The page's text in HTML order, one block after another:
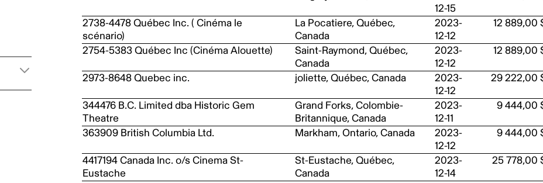
12-15
2738-4478 Québec Inc. ( Cinéma le
scénario)
La Pocatiere, Québec,
Canada
2023-
12-12
12 889,00
2754-5383 Québec Inc (Cinéma Alouette)
Saint-Raymond, Québec,
Canada
2023-
12-12
12 889,00
2973-8648 Quebec inc. joliette, Québec, Canada
2023-
12-12
29 222,00
344476 B.C. Limited dba Historic Gem
Theatre
Grand Forks, Colombie-
Britannique, Canada
2023-
12-11
9 444,00
363909 British Columbia Ltd. Markham, Ontario, Canada
2023-
12-12
9 444,00
4417194 Canada Inc. o/s Cinema St-
Eustache
St-Eustache, Québec,
Canada
2023-
12-14
25 778,00